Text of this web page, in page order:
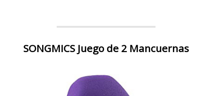
SONGMICS Juego de 2 Mancuernas